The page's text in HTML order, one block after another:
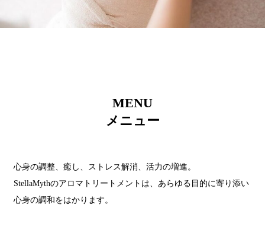
MENU
メニュー
心身の調整、癒し、ストレス解消、活力の増進。
StellaMythのアロマトリートメントは、 あらゆる目的に寄り添い
心身の調和をはかります。